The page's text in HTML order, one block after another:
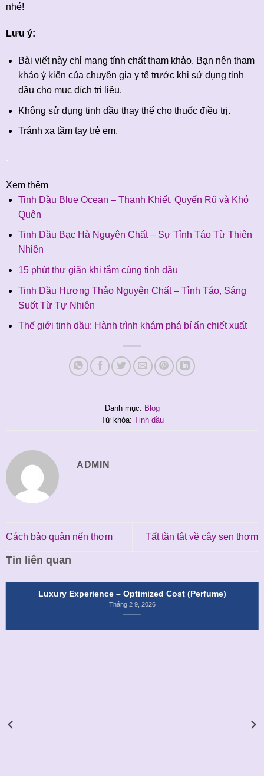
nhé!
Lưu ý:
Bài viết này chỉ mang tính chất tham khảo. Bạn nên tham
khảo ý kiến của chuyên gia y tế trước khi sử dụng tinh
dầu cho mục đích trị liệu.
Không sử dụng tinh dầu thay thế cho thuốc điều trị.
Tránh xa tầm tay trẻ em.
.
Xem thêm
Tinh Dầu Blue Ocean – Thanh Khiết, Quyến Rũ và Khó
Quên
Tinh Dầu Bạc Hà Nguyên Chất – Sự Tỉnh Táo Từ Thiên
Nhiên
15 phút thư giãn khi tắm cùng tinh dầu
Tinh Dầu Hương Thảo Nguyên Chất – Tỉnh Táo, Sáng
Suốt Từ Tự Nhiên
Thế giới tinh dầu: Hành trình khám phá bí ẩn chiết xuất
Danh mục: Blog
Từ khóa: Tinh dầu
ADMIN
Cách bảo quản nến thơm Tất tần tật về cây sen thơm
Tin liên quan
Luxury Experience – Optimized Cost (Perfume)
Tháng 2 9, 2026